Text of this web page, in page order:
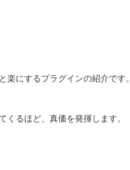
にするプラグインの紹介です。
るほど、真価を発揮します。